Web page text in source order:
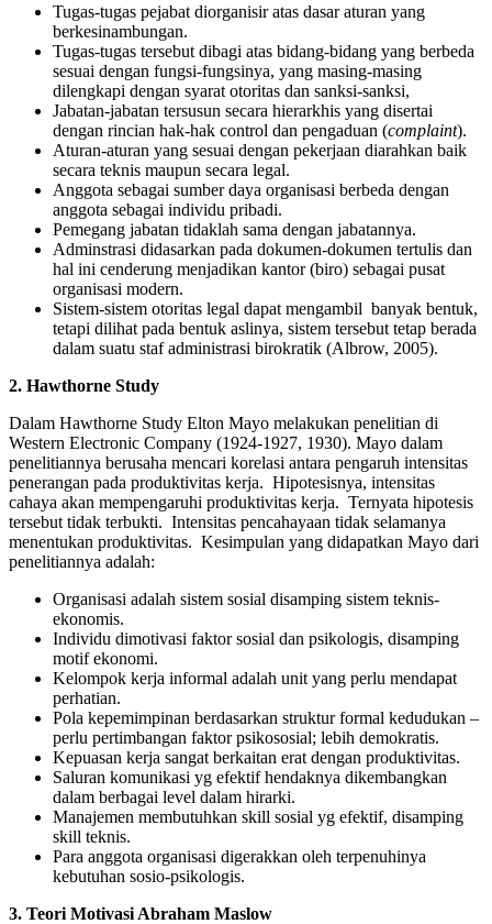
Tugas-tugas pejabat diorganisir atas dasar aturan yang
berkesinambungan.
Tugas-tugas tersebut dibagi atas bidang-bidang yang berbeda
sesuai dengan fungsi-fungsinya, yang masing-masing
dilengkapi dengan syarat otoritas dan sanksi-sanksi,
Jabatan-jabatan tersusun secara hierarkhis yang disertai
dengan rincian hak-hak control dan pengaduan (complaint).
Aturan-aturan yang sesuai dengan pekerjaan diarahkan baik
secara teknis maupun secara legal.
Anggota sebagai sumber daya organisasi berbeda dengan
anggota sebagai individu pribadi.
Pemegang jabatan tidaklah sama dengan jabatannya.
Adminstrasi didasarkan pada dokumen-dokumen tertulis dan
hal ini cenderung menjadikan kantor (biro) sebagai pusat
organisasi modern.
Sistem-sistem otoritas legal dapat mengambil banyak bentuk,
tetapi dilihat pada bentuk aslinya, sistem tersebut tetap berada
dalam suatu staf administrasi birokratik (Albrow, 2005).
2. Hawthorne Study
Dalam Hawthorne Study Elton Mayo melakukan penelitian di
Western Electronic Company (1924-1927, 1930). Mayo dalam
penelitiannya berusaha mencari korelasi antara pengaruh intensitas
penerangan pada produktivitas kerja. Hipotesisnya, intensitas
cahaya akan mempengaruhi produktivitas kerja. Ternyata hipotesis
tersebut tidak terbukti. Intensitas pencahayaan tidak selamanya
menentukan produktivitas. Kesimpulan yang didapatkan Mayo dari
penelitiannya adalah:
Organisasi adalah sistem sosial disamping sistem teknis-
ekonomis.
Individu dimotivasi faktor sosial dan psikologis, disamping
motif ekonomi.
Kelompok kerja informal adalah unit yang perlu mendapat
perhatian.
Pola kepemimpinan berdasarkan struktur formal kedudukan –
perlu pertimbangan faktor psikososial; lebih demokratis.
Kepuasan kerja sangat berkaitan erat dengan produktivitas.
Saluran komunikasi yg efektif hendaknya dikembangkan
dalam berbagai level dalam hirarki.
Manajemen membutuhkan skill sosial yg efektif, disamping
skill teknis.
Para anggota organisasi digerakkan oleh terpenuhinya
kebutuhan sosio-psikologis.
3. Teori Motivasi Abraham Maslow